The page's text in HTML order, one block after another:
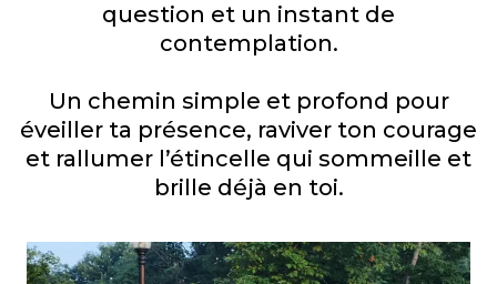
question et un instant de
contemplation.
Un chemin simple et profond pour
éveiller ta présence, raviver ton courage
et rallumer l’étincelle qui sommeille et
brille déjà en toi.